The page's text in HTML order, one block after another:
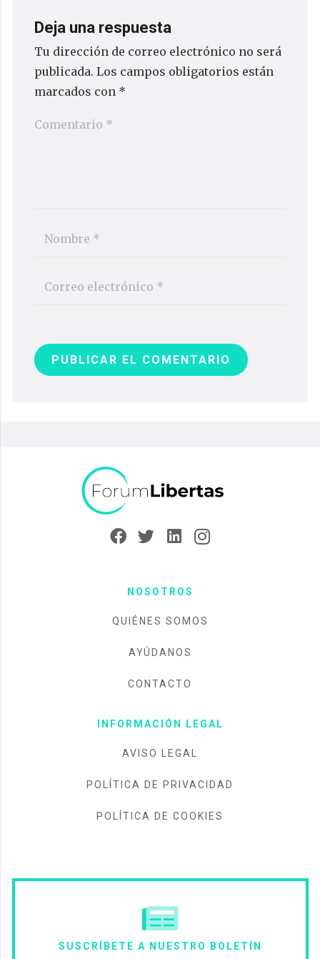
Deja una respuesta
Tu dirección de correo electrónico no será
publicada. Los campos obligatorios están
marcados con *
PUBLICAR EL COMENTARIO
NOSOTROS
QUIÉNES SOMOS
AYÚDANOS
CONTACTO
INFORMACIÓN LEGAL
AVISO LEGAL
POLÍTICA DE PRIVACIDAD
POLÍTICA DE COOKIES
SUSCRÍBETE A NUESTRO BOLETÍN